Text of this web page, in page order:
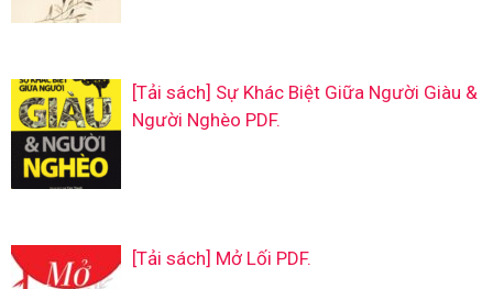
[Tải sách] Sự Khác Biệt Giữa Người Giàu &
Người Nghèo PDF.
[Tải sách] Mở Lối PDF.